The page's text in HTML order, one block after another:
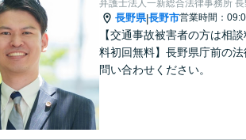
弁護士法人一新総合法律事務所
長野県|長野市営業時間：
【交通事故被害者の方は相
料初回無料】長野県庁前の
問い合わせください。